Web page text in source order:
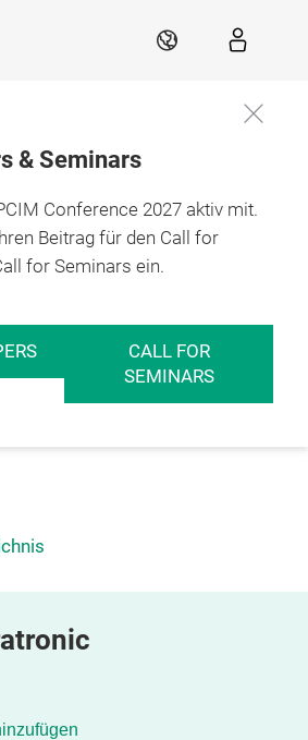
DE
& Seminars
Conference 2027 aktiv mit.
Beitrag für den Call for
for Seminars ein.
CALL FOR
SEMINARS